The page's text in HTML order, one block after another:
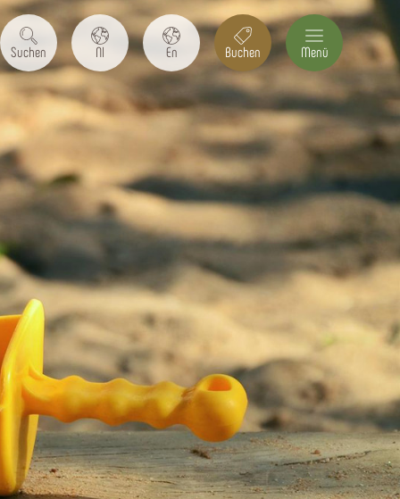
Suchen Nl En Buchen Menü